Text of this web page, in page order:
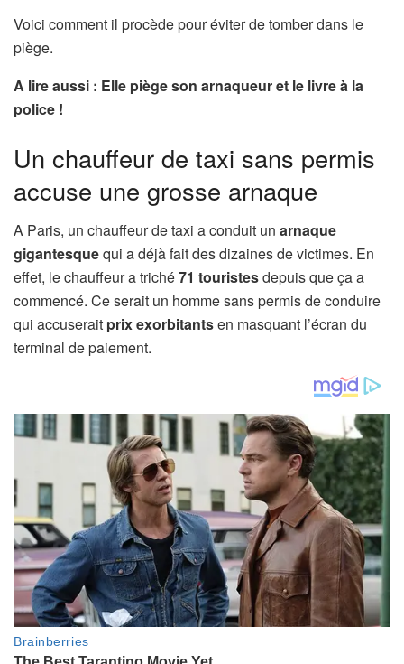
Voici comment il procède pour éviter de tomber dans le
piège.
A lire aussi : Elle piège son arnaqueur et le livre à la
police !
Un chauffeur de taxi sans permis
accuse une grosse arnaque
A Paris, un chauffeur de taxi a conduit un arnaque
gigantesquequi a déjà fait des dizaines de victimes. En
effet, le chauffeur a triché71 touristesdepuis que ça a
commencé. Ce serait un homme sans permis de conduire
qui accuserait prix exorbitantsen masquant l’écran du
terminal de paiement.